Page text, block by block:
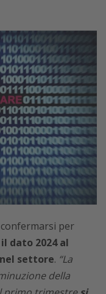
confermarsi per
dato 2024 al
settore. “La
della